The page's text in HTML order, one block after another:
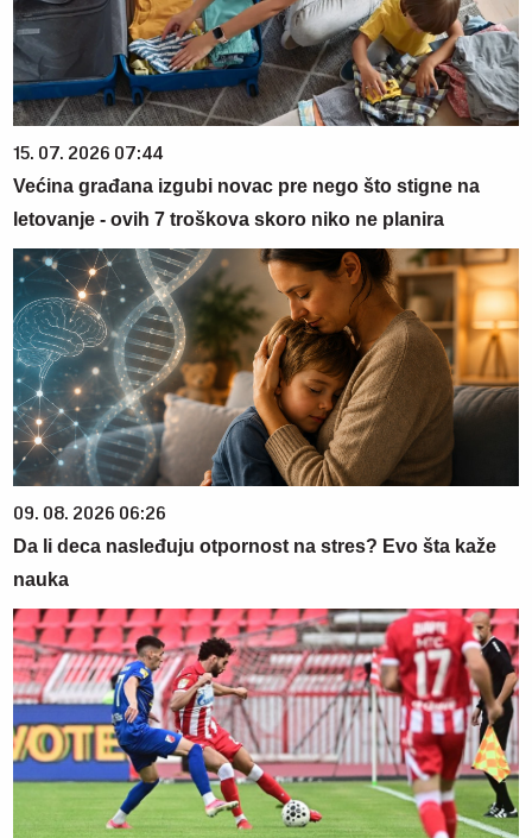
15. 07. 2026 07:44
Većina građana izgubi novac pre nego što stigne na
letovanje - ovih 7 troškova skoro niko ne planira
09. 08. 2026 06:26
Da li deca nasleđuju otpornost na stres? Evo šta kaže
nauka